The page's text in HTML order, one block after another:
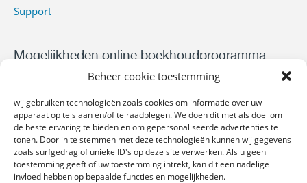
Beheer cookie toestemming
wij gebruiken technologieën zoals cookies om informatie over uw
apparaat op te slaan en/of te raadplegen. We doen dit met als doel om
de beste ervaring te bieden en om gepersonaliseerde advertenties te
tonen. Door in te stemmen met deze technologieën kunnen wij gegevens
zoals surfgedrag of unieke ID's op deze site verwerken. Als u geen
toestemming geeft of uw toestemming intrekt, kan dit een nadelige
invloed hebben op bepaalde functies en mogelijkheden.
Support
Mogelijkheden online boekhoudprogramma
Online facturen maken
Factuur wordt niet betaald?
Urenregistratie zzp’er
Online inkoopfacturen inboeken
Financiële rapportages maken